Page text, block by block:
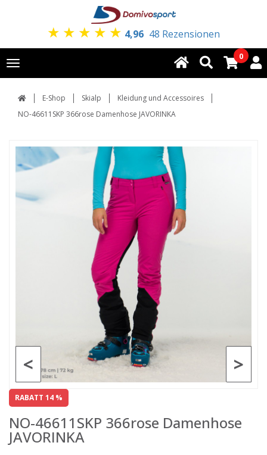
★ ★ ★ ★ ★ 4,96 48 Rezensionen
Toggle
navigation
0
E-Shop Skialp
Kleidung und Accessoires
NO-46611SKP 366rose Damenhose JAVORINKA
>
<
RABATT 14 %
NO-46611SKP 366rose Damenhose
JAVORINKA